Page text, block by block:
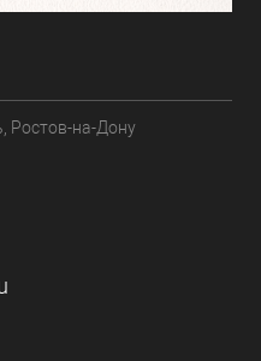
Ростов-на-Дону